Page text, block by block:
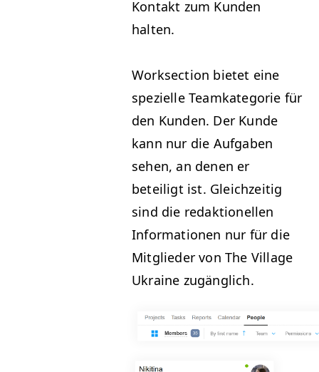
Kon­takt zum Kun­den
halten.
Work­sec­tion bietet eine
spezielle Teamkat­e­gorie für
den Kun­den. Der Kunde
kann nur die Auf­gaben
sehen, an denen er
beteiligt ist. Gle­ichzeit­ig
sind die redak­tionellen
Infor­ma­tio­nen nur für die
Mit­glieder von The Vil­lage
Ukraine zugänglich.